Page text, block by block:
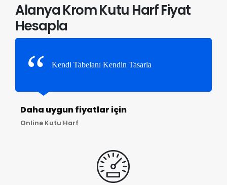
Alanya Krom Kutu Harf Fiyat
Hesapla
Kendi Tabelanı Kendin Tasarla
Daha uygun fiyatlar için
Online Kutu Harf